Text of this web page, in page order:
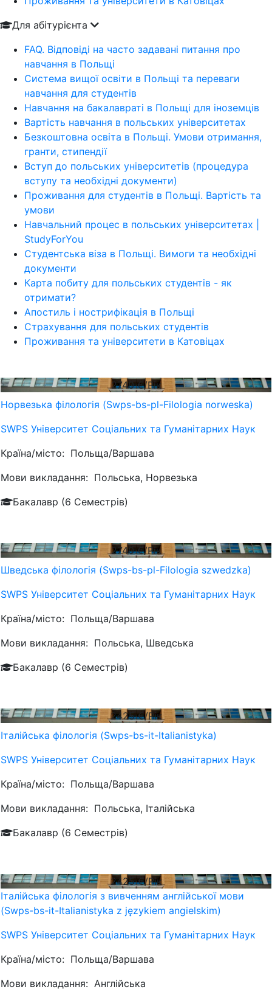
Для абітурієнта
FAQ. Відповіді на часто задавані питання про
навчання в Польщі
Система вищої освіти в Польщі та переваги
навчання для студентів
Навчання на бакалавраті в Польщі для іноземців
Вартість навчання в польських університетах
Безкоштовна освіта в Польщі. Умови отримання,
гранти, стипендії
Вступ до польських університетів (процедура
вступу та необхідні документи)
Проживання для студентів в Польщі. Вартість та
умови
Навчальний процес в польських університетах |
StudyForYou
Студентська віза в Польщі. Вимоги та необхідні
документи
Карта побиту для польських студентів - як
отримати?
Апостиль і нострифікація в Польщі
Страхування для польських студентів
Проживання та університети в Катовіцах
2740€/Рік
Норвезька філологія (Swps-bs-pl-Filologia norweska)
SWPS Університет Соціальних та Гуманітарних Наук
Країна/місто: Польща/Варшава
Мови викладання: Польська, Норвезька
Бакалавр (6 Семестрів)
2740€/Рік
Шведська філологія (Swps-bs-pl-Filologia szwedzka)
SWPS Університет Соціальних та Гуманітарних Наук
Країна/місто: Польща/Варшава
Мови викладання: Польська, Шведська
Бакалавр (6 Семестрів)
2425€/Рік
Італійська філологія (Swps-bs-it-Italianistyka)
SWPS Університет Соціальних та Гуманітарних Наук
Країна/місто: Польща/Варшава
Мови викладання: Польська, Італійська
Бакалавр (6 Семестрів)
2425€/Рік
Італійська філологія з вивченням англійської мови
(Swps-bs-it-Italianistyka z językiem angielskim)
SWPS Університет Соціальних та Гуманітарних Наук
Країна/місто: Польща/Варшава
Мови викладання: Англійська